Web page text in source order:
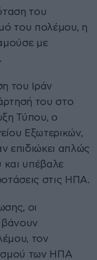
του
του πολέμου, η
με
του Ιράν
του στο
Τύπου, ο
Εξωτερικών,
επιδιώκει απλώς
και υπέβαλε
στις ΗΠΑ.
οι
τον
των ΗΠΑ